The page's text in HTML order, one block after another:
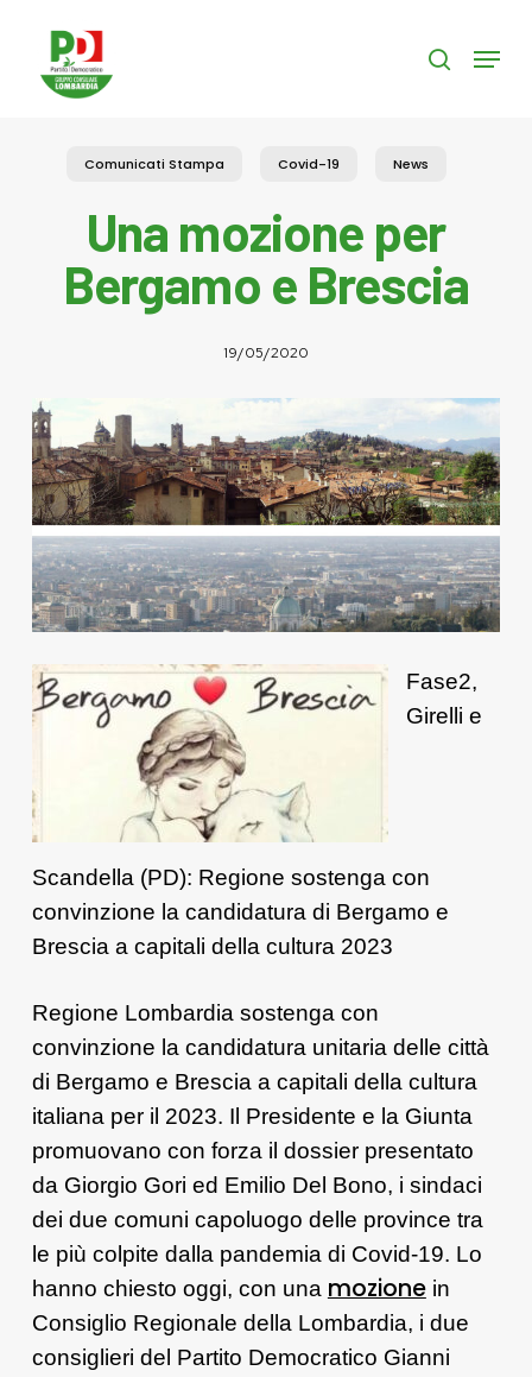
content
search
Menu
Comunicati Stampa Covid-19 News
Una mozione per
Bergamo e Brescia
19/05/2020
Fase2,
Girelli e
Scandella (PD): Regione sostenga con
convinzione la candidatura di Bergamo e
Brescia a capitali della cultura 2023
Regione Lombardia sostenga con
convinzione la candidatura unitaria delle città
di Bergamo e Brescia a capitali della cultura
italiana per il 2023. Il Presidente e la Giunta
promuovano con forza il dossier presentato
da Giorgio Gori ed Emilio Del Bono, i sindaci
dei due comuni capoluogo delle province tra
le più colpite dalla pandemia di Covid-19. Lo
hanno chiesto oggi, con una mozionein
Consiglio Regionale della Lombardia, i due
consiglieri del Partito Democratico Gianni